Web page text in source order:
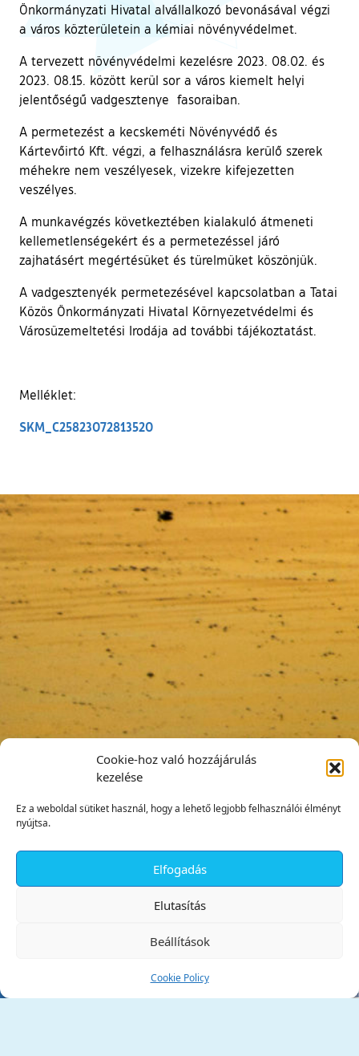
Cookie-hoz való hozzájárulás
kezelése
Ez a weboldal sütiket használ, hogy a lehető legjobb felhasználói élményt
nyújtsa.
Elfogadás
Elutasítás
Beállítások
Cookie Policy
Önkormányzati Hivatal alvállalkozó bevonásával végzi
a város közterületein a kémiai növényvédelmet.
A tervezett növényvédelmi kezelésre 2023. 08.02. és
2023. 08.15. között kerül sor a város kiemelt helyi
jelentőségű vadgesztenye fasoraiban.
A permetezést a kecskeméti Növényvédő és
Kártevőirtó Kft. végzi, a felhasználásra kerülő szerek
méhekre nem veszélyesek, vizekre kifejezetten
veszélyes.
A munkavégzés következtében kialakuló átmeneti
kellemetlenségekért és a permetezéssel járó
zajhatásért megértésüket és türelmüket köszönjük.
A vadgesztenyék permetezésével kapcsolatban a Tatai
Közös Önkormányzati Hivatal Környezetvédelmi és
Városüzemeltetési Irodája ad további tájékoztatást.
Melléklet:
SKM_C25823072813520
Tata Város Önkormányzata
✕